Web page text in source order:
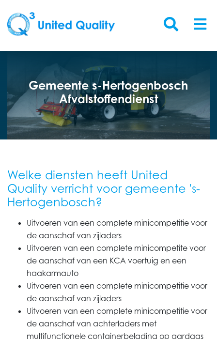
Gemeente s-Hertogenbosch
Afvalstoffendienst
Welke diensten heeft United
Quality verricht voor gemeente 's-
Hertogenbosch?
Uitvoeren van een complete minicompetitie voor
de aanschaf van zijladers
Uitvoeren van een complete minicompetite voor
de aanschaf van een KCA voertuig en een
haakarmauto
Uitvoeren van een complete minicompetitie voor
de aanschaf van zijladers
Uitvoeren van een complete minicompetitie voor
de aanschaf van achterladers met
multifunctionele containerbelading op aardgas